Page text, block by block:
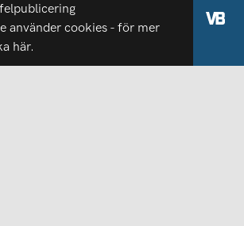
använder cookies - för mer
här.